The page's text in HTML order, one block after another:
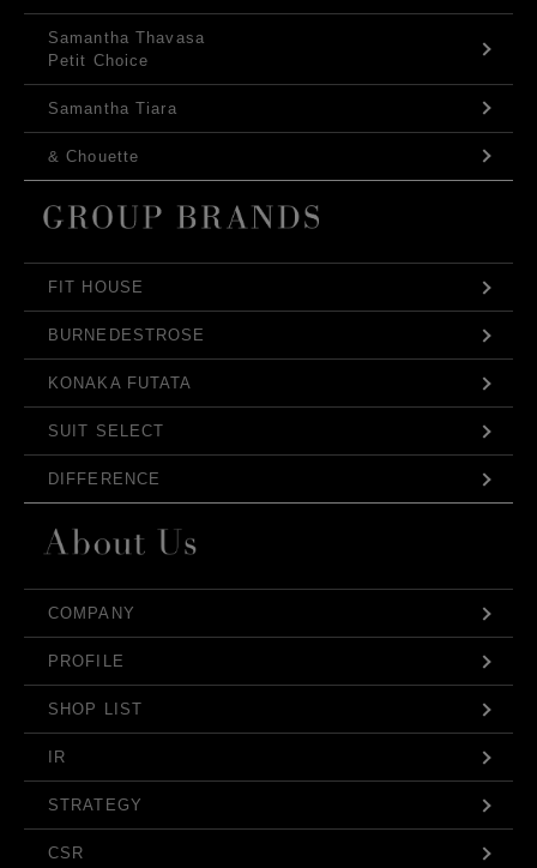
Samantha Thavasa
Petit Choice
Samantha Tiara
& Chouette
FIT HOUSE
BURNEDESTROSE
KONAKA FUTATA
SUIT SELECT
DIFFERENCE
COMPANY
PROFILE
SHOP LIST
IR
STRATEGY
CSR